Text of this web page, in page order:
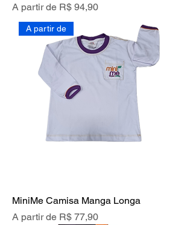
A partir de R$ 94,90
Preço promocional
A partir de
MiniMe Camisa Manga Longa
A partir de R$ 77,90
Preço promocional